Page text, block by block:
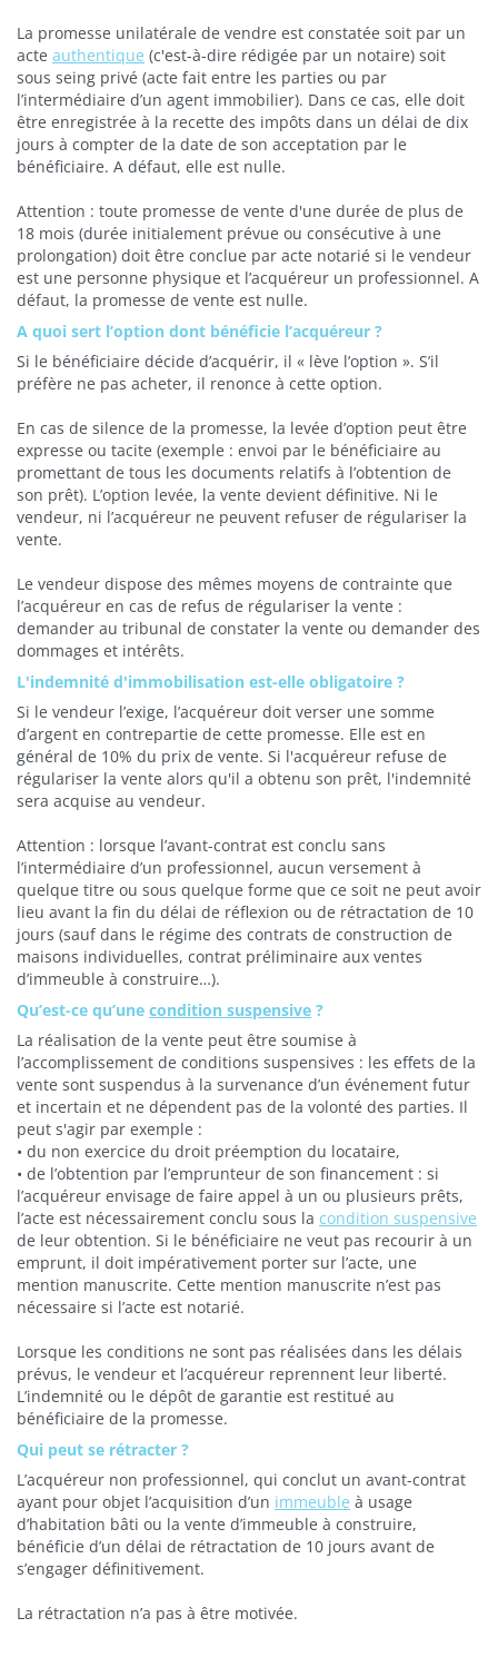
La promesse unilatérale de vendre est constatée soit par un
acte authentique (c'est-à-dire rédigée par un notaire) soit
sous seing privé (acte fait entre les parties ou par
l’intermédiaire d’un agent immobilier). Dans ce cas, elle doit
être enregistrée à la recette des impôts dans un délai de dix
jours à compter de la date de son acceptation par le
bénéficiaire. A défaut, elle est nulle.
Attention : toute promesse de vente d'une durée de plus de
18 mois (durée initialement prévue ou consécutive à une
prolongation) doit être conclue par acte notarié si le vendeur
est une personne physique et l’acquéreur un professionnel. A
défaut, la promesse de vente est nulle.
A quoi sert l’option dont bénéficie l’acquéreur ?
Si le bénéficiaire décide d’acquérir, il « lève l’option ». S’il
préfère ne pas acheter, il renonce à cette option.
En cas de silence de la promesse, la levée d’option peut être
expresse ou tacite (exemple : envoi par le bénéficiaire au
promettant de tous les documents relatifs à l’obtention de
son prêt). L’option levée, la vente devient définitive. Ni le
vendeur, ni l’acquéreur ne peuvent refuser de régulariser la
vente.
Le vendeur dispose des mêmes moyens de contrainte que
l’acquéreur en cas de refus de régulariser la vente :
demander au tribunal de constater la vente ou demander des
dommages et intérêts.
L'indemnité d'immobilisation est-elle obligatoire ?
Si le vendeur l’exige, l’acquéreur doit verser une somme
d’argent en contrepartie de cette promesse. Elle est en
général de 10% du prix de vente. Si l'acquéreur refuse de
régulariser la vente alors qu'il a obtenu son prêt, l'indemnité
sera acquise au vendeur.
Attention : lorsque l’avant-contrat est conclu sans
l’intermédiaire d’un professionnel, aucun versement à
quelque titre ou sous quelque forme que ce soit ne peut avoir
lieu avant la fin du délai de réflexion ou de rétractation de 10
jours (sauf dans le régime des contrats de construction de
maisons individuelles, contrat préliminaire aux ventes
d’immeuble à construire…).
Qu’est-ce qu’une condition suspensive ?
La réalisation de la vente peut être soumise à
l’accomplissement de conditions suspensives : les effets de la
vente sont suspendus à la survenance d’un événement futur
et incertain et ne dépendent pas de la volonté des parties. Il
peut s'agir par exemple :
• du non exercice du droit préemption du locataire,
• de l’obtention par l’emprunteur de son financement : si
l’acquéreur envisage de faire appel à un ou plusieurs prêts,
l’acte est nécessairement conclu sous la condition suspensive
de leur obtention. Si le bénéficiaire ne veut pas recourir à un
emprunt, il doit impérativement porter sur l’acte, une
mention manuscrite. Cette mention manuscrite n’est pas
nécessaire si l’acte est notarié.
Lorsque les conditions ne sont pas réalisées dans les délais
prévus, le vendeur et l’acquéreur reprennent leur liberté.
L’indemnité ou le dépôt de garantie est restitué au
bénéficiaire de la promesse.
Qui peut se rétracter ?
L’acquéreur non professionnel, qui conclut un avant-contrat
ayant pour objet l’acquisition d’un immeuble à usage
d’habitation bâti ou la vente d’immeuble à construire,
bénéficie d’un délai de rétractation de 10 jours avant de
s’engager définitivement.
La rétractation n’a pas à être motivée.